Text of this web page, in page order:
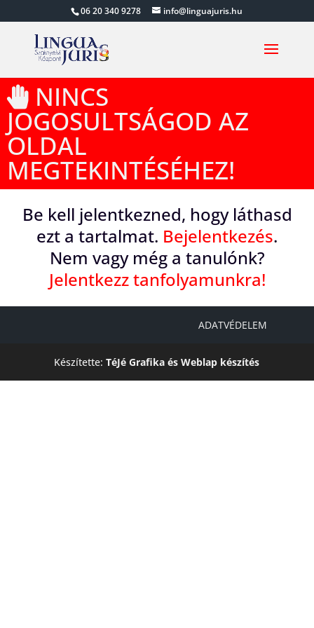
06 20 340 9278 info@linguajuris.hu
NINCS
JOGOSULTSÁGOD AZ
OLDAL
MEGTEKINTÉSÉHEZ!
Be kell jelentkezned, hogy láthasd
ezt a tartalmat. Bejelentkezés.
Nem vagy még a tanulónk?
Jelentkezz tanfolyamunkra!
ADATVÉDELEM
Készítette:TéJé Grafika és Weblap készítés